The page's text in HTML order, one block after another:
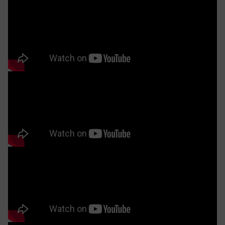
phần hoàn thiện vẻ đẹp tổng thể cho phòng khách
hiện đại.
gỗ óc chó tự nhiên – loại gỗ nổi bật với tông màu trầm
ấm và những đường vân uốn lượn đầy cuốn hút.
vừa là minh chứng rõ nét cho gu thẩm mỹ tinh tế và
đẳng cấp của gia chủ. Mỗi bề mặt gỗ đều toát lên vẻ